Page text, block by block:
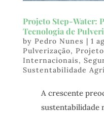
Projeto Step-Water:
Tecnologia de
by Pedro Nunes | 1
Pulverização,
Internacionais,
Sustentabilidade
A crescente
sustentabilidade